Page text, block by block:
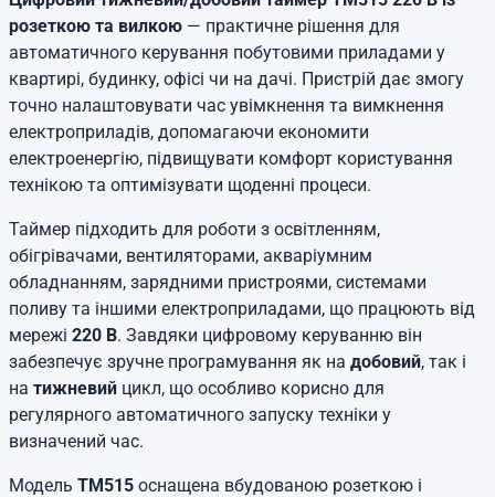
розеткою та вилкою — практичне рішення для
автоматичного керування побутовими приладами у
квартирі, будинку, офісі чи на дачі. Пристрій дає змогу
точно налаштовувати час увімкнення та вимкнення
електроприладів, допомагаючи економити
електроенергію, підвищувати комфорт користування
технікою та оптимізувати щоденні процеси.
Таймер підходить для роботи з освітленням,
обігрівачами, вентиляторами, акваріумним
обладнанням, зарядними пристроями, системами
поливу та іншими електроприладами, що працюють від
мережі 220 В. Завдяки цифровому керуванню він
забезпечує зручне програмування як на добовий, так і
на тижневий цикл, що особливо корисно для
регулярного автоматичного запуску техніки у
визначений час.
Модель TM515 оснащена вбудованою розеткою і